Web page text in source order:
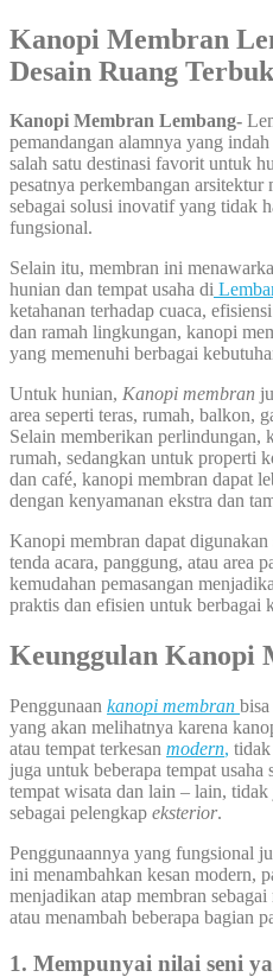
Kanopi Membran
Desain Ruang
Kanopi Membran Lembang-
pemandangan alamnya yang
salah satu destinasi favorit untuk
pesatnya perkembangan
sebagai solusi inovatif yang tidak
fungsional.
Selain itu, membran ini
hunian dan tempat usaha di
ketahanan terhadap cuaca,
dan ramah lingkungan, kanopi
yang memenuhi berbagai
Untuk hunian, Kanopi membran
area seperti teras, rumah, balkon,
Selain memberikan perlindungan,
rumah, sedangkan untuk properti
dan café, kanopi membran dapat
dengan kenyamanan ekstra dan
Kanopi membran dapat
tenda acara, panggung, atau area
kemudahan pemasangan
praktis dan efisien untuk berbagai
Keunggulan Kanopi
Penggunaan kanopi membran
yang akan melihatnya karena
atau tempat terkesan modern,
juga untuk beberapa tempat
tempat wisata dan lain – lain,
sebagai pelengkap eksterior.
Penggunaannya yang fungsional
ini menambahkan kesan modern,
menjadikan atap membran
atau menambah beberapa bagian
1. Mempunyai nilai seni